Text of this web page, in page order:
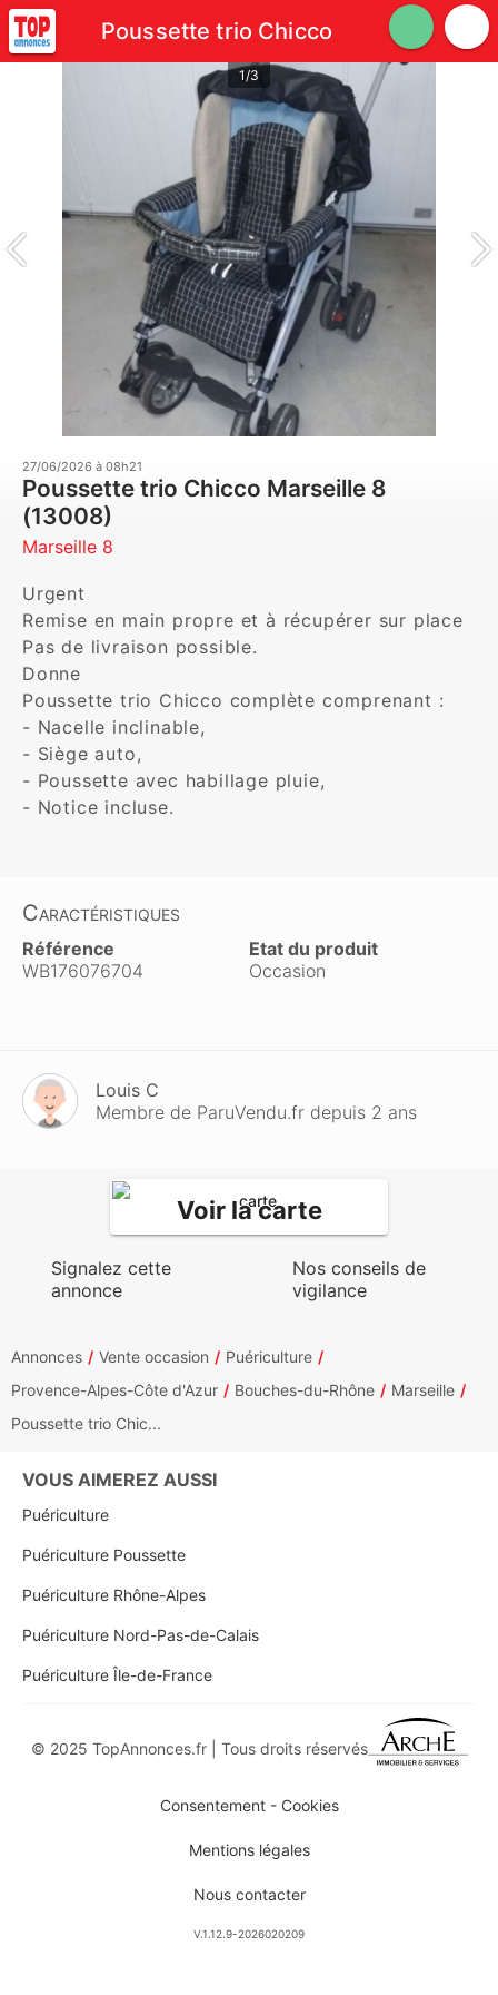
Poussette trio Chicco
1/3
27/06/2026 à 08h21
Poussette trio Chicco Marseille 8
(13008)
Marseille 8
Urgent
Remise en main propre et à récupérer sur place
Pas de livraison possible.
Donne
Poussette trio Chicco complète comprenant :
- Nacelle inclinable,
- Siège auto,
- Poussette avec habillage pluie,
- Notice incluse.
Caractéristiques
Référence
WB176076704
Etat du produit
Occasion
Louis C
Membre de ParuVendu.fr depuis 2 ans
Voir la carte
Signalez cette
annonce
Nos conseils de
vigilance
Annonces Vente occasion
Puériculture
Provence-Alpes-Côte d'Azur
Bouches-du-Rhône
Marseille
Poussette trio Chic...
VOUS AIMEREZ AUSSI
Puériculture
Puériculture Poussette
Puériculture Rhône-Alpes
Puériculture Nord-Pas-de-Calais
Puériculture Île-de-France
© 2025 TopAnnonces.fr | Tous droits réservés
Consentement - Cookies
Mentions légales
Nous contacter
V.1.12.9-2026020209